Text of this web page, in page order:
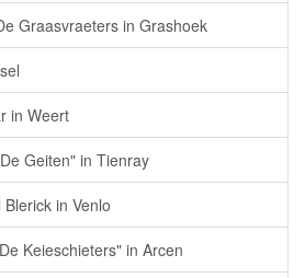
Graasvraeters in Grashoek
in Weert
Geiten" in Tienray
in Venlo
Keieschieters" in Arcen